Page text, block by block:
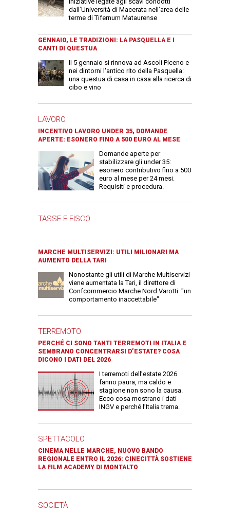
dall’Università di Macerata nell’area delle
terme di Tifernum Mataurense
GENNAIO, LE TRADIZIONI: LA PASQUELLA E I
CANTI DI QUESTUA
Il 5 gennaio si rinnova ad Ascoli Piceno e
nei dintorni l'antico rito della Pasquella:
una questua di casa in casa alla ricerca di
cibo e vino
LAVORO
INCENTIVO LAVORO UNDER 35, DOMANDE
APERTE: ESONERO FINO A 500 EURO AL MESE
Domande aperte per
stabilizzare gli under 35:
esonero contributivo fino a 500
euro al mese per 24 mesi.
Requisiti e procedura.
TASSE E FISCO
MARCHE MULTISERVIZI: UTILI MILIONARI MA
AUMENTO DELLA TARI
Nonostante gli utili di Marche Multiservizi
viene aumentata la Tari, il direttore di
Confcommercio Marche Nord Varotti: "un
comportamento inaccettabile"
TERREMOTO
PERCHÉ CI SONO TANTI TERREMOTI IN ITALIA E
SEMBRANO CONCENTRARSI D’ESTATE? COSA
DICONO I DATI DEL 2026
I terremoti dell’estate 2026
fanno paura, ma caldo e
stagione non sono la causa.
Ecco cosa mostrano i dati
INGV e perché l’Italia trema.
SPETTACOLO
CINEMA NELLE MARCHE, NUOVO BANDO
REGIONALE ENTRO IL 2026: CINECITTÀ SOSTIENE
LA FILM ACADEMY DI MONTALTO
SOCIETÀ